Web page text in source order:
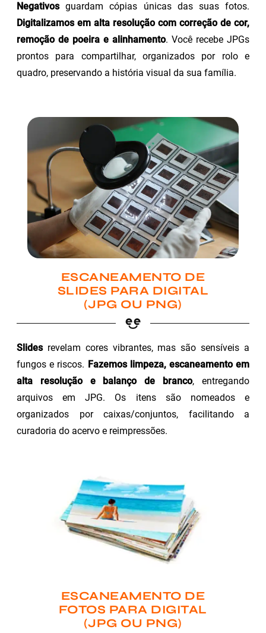
Negativosguardam cópias únicas das suas fotos.
Digitalizamos em alta resolução com correção de cor,
remoção de poeira e alinhamento. Você recebe JPGs
prontos para compartilhar, organizados por rolo e
quadro, preservando a história visual da sua família.
ESCANEAMENTO DE
SLIDES PARA DIGITAL
(JPG OU PNG)
Slidesrevelam cores vibrantes, mas são sensíveis a
fungos e riscos. Fazemos limpeza, escaneamento em
alta resolução e balanço de branco, entregando
arquivos em JPG. Os itens são nomeados e
organizados por caixas/conjuntos, facilitando a
curadoria do acervo e reimpressões.
ESCANEAMENTO DE
FOTOS PARA DIGITAL
(JPG OU PNG)